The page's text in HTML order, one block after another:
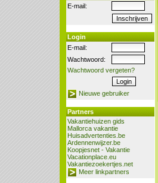
E-mail:
Login
E-mail:
Wachtwoord:
Wachtwoord vergeten?
Nieuwe gebruiker
Partners
Vakantiehuizen gids
Mallorca vakantie
Huisadvertenties.be
Ardennenwijzer.be
Koopjesnet - Vakantie
Vacationplace.eu
Vakantiezoekertjes.net
Meer linkpartners